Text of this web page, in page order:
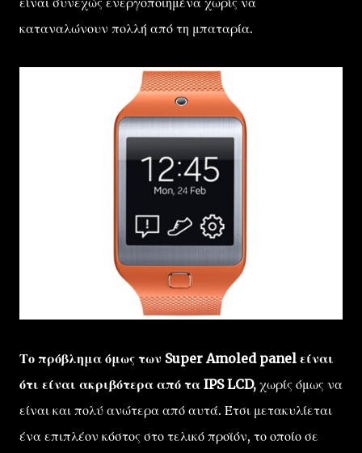
καταναλώνουν πολλή από τη μπαταρία.
Το πρόβλημα όμως των Super Amoled panel είναι
ότι είναι ακριβότερα από τα IPS LCD, χωρίς όμως να
είναι και πολύ ανώτερα από αυτά. Έτσι μετακυλίεται
ένα επιπλέον κόστος στο τελικό προϊόν, το οποίο σε